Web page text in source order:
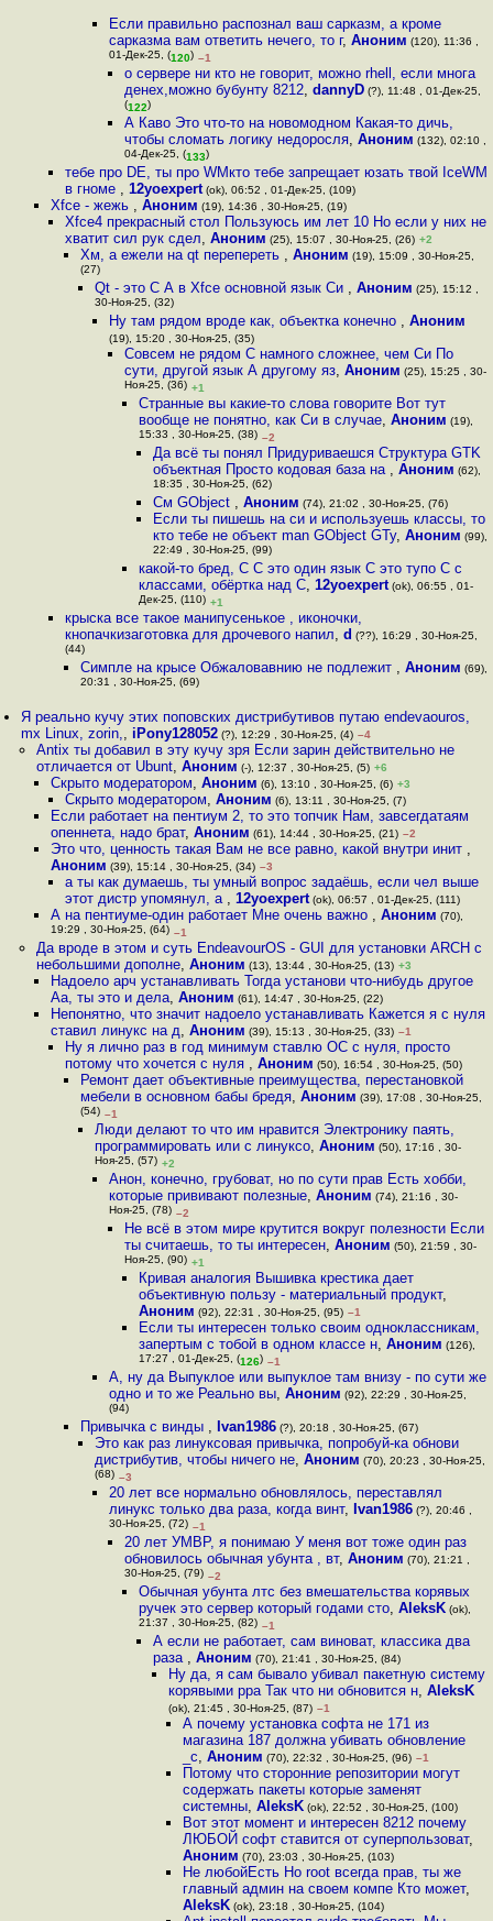
Если правильно распознал ваш сарказм, а кроме
сарказма вам ответить нечего, то г,Аноним (120), 11:36 ,
01-Дек-25, (120) –1
о сервере ни кто не говорит, можно rhell, если многа
денех,можно бубунту 8212, dannyD(?), 11:48 , 01-Дек-25,
(122)
А Каво Это что-то на новомодном Какая-то дичь,
чтобы сломать логику недоросля, Аноним (132), 02:10 ,
04-Дек-25, (133)
тебе про DE, ты про WMкто тебе запрещает юзать твой IceWM
в гноме ,12yoexpert (ok), 06:52 , 01-Дек-25, (109)
Xfce - жежь , Аноним (19), 14:36 , 30-Ноя-25, (19)
Xfce4 прекрасный стол Пользуюсь им лет 10 Но если у них не
хватит сил рук сдел,Аноним (25), 15:07 , 30-Ноя-25, (26) +2
Хм, а ежели на qt перепереть , Аноним (19), 15:09 , 30-Ноя-25,
(27)
Qt - это C А в Xfce основной язык Си , Аноним (25), 15:12 ,
30-Ноя-25, (32)
Ну там рядом вроде как, объектка конечно ,Аноним
(19), 15:20 , 30-Ноя-25, (35)
Совсем не рядом C намного сложнее, чем Си По
сути, другой язык А другому яз, Аноним (25), 15:25 , 30-
Ноя-25, (36) +1
Странные вы какие-то слова говорите Вот тут
вообще не понятно, как Си в случае, Аноним (19),
15:33 , 30-Ноя-25, (38) –2
Да всё ты понял Придуриваешся Структура GTK
объектная Просто кодовая база на ,Аноним (62),
18:35 , 30-Ноя-25, (62)
См GObject ,Аноним (74), 21:02 , 30-Ноя-25, (76)
Если ты пишешь на си и используешь классы, то
кто тебе не объект man GObject GTy,Аноним (99),
22:49 , 30-Ноя-25, (99)
какой-то бред, С C это один язык C это тупо С с
классами, обёртка над С, 12yoexpert(ok), 06:55 , 01-
Дек-25, (110) +1
крыска все такое манипусенькое , иконочки,
кнопачкизаготовка для дрочевого напил,d (??), 16:29 , 30-Ноя-25,
(44)
Симпле на крысе Обжаловавнию не подлежит , Аноним (69),
20:31 , 30-Ноя-25, (69)
Я реально кучу этих поповских дистрибутивов путаю endevaouros,
mx Linux, zorin,, iPony128052 (?), 12:29 , 30-Ноя-25, (4) –4
Antix ты добавил в эту кучу зря Если зарин действительно не
отличается от Ubunt, Аноним (-), 12:37 , 30-Ноя-25, (5) +6
Скрыто модератором, Аноним (6), 13:10 , 30-Ноя-25, (6) +3
Скрыто модератором,Аноним (6), 13:11 , 30-Ноя-25, (7)
Если работает на пентиум 2, то это топчик Нам, завсегдатаям
опеннета, надо брат, Аноним (61), 14:44 , 30-Ноя-25, (21) –2
Это что, ценность такая Вам не все равно, какой внутри инит ,
Аноним (39), 15:14 , 30-Ноя-25, (34) –3
а ты как думаешь, ты умный вопрос задаёшь, если чел выше
этот дистр упомянул, а ,12yoexpert (ok), 06:57 , 01-Дек-25, (111)
А на пентиуме-один работает Мне очень важно , Аноним (70),
19:29 , 30-Ноя-25, (64) –1
Да вроде в этом и суть EndeavourOS - GUI для установки ARCH с
небольшими дополне, Аноним (13), 13:44 , 30-Ноя-25, (13) +3
Надоело арч устанавливать Тогда установи что-нибудь другое
Аа, ты это и дела, Аноним (61), 14:47 , 30-Ноя-25, (22)
Непонятно, что значит надоело устанавливать Кажется я с нуля
ставил линукс на д, Аноним (39), 15:13 , 30-Ноя-25, (33) –1
Ну я лично раз в год минимум ставлю ОС с нуля, просто
потому что хочется с нуля ,Аноним (50), 16:54 , 30-Ноя-25, (50)
Ремонт дает объективные преимущества, перестановкой
мебели в основном бабы бредя, Аноним (39), 17:08 , 30-Ноя-25,
(54) –1
Люди делают то что им нравится Электронику паять,
программировать или с линуксо, Аноним (50), 17:16 , 30-
Ноя-25, (57) +2
Анон, конечно, грубоват, но по сути прав Есть хобби,
которые прививают полезные,Аноним (74), 21:16 , 30-
Ноя-25, (78) –2
Не всё в этом мире крутится вокруг полезности Если
ты считаешь, то ты интересен, Аноним (50), 21:59 , 30-
Ноя-25, (90) +1
Кривая аналогия Вышивка крестика дает
объективную пользу - материальный продукт,
Аноним (92), 22:31 , 30-Ноя-25, (95) –1
Если ты интересен только своим одноклассникам,
запертым с тобой в одном классе н, Аноним (126),
17:27 , 01-Дек-25, (126) –1
А, ну да Выпуклое или выпуклое там внизу - по сути же
одно и то же Реально вы,Аноним (92), 22:29 , 30-Ноя-25,
(94)
Привычка с винды , Ivan1986(?), 20:18 , 30-Ноя-25, (67)
Это как раз линуксовая привычка, попробуй-ка обнови
дистрибутив, чтобы ничего не, Аноним (70), 20:23 , 30-Ноя-25,
(68) –3
20 лет все нормально обновлялось, переставлял
линукс только два раза, когда винт, Ivan1986 (?), 20:46 ,
30-Ноя-25, (72) –1
20 лет УМВР, я понимаю У меня вот тоже один раз
обновилось обычная убунта , вт, Аноним (70), 21:21 ,
30-Ноя-25, (79) –2
Обычная убунта лтс без вмешательства корявых
ручек это сервер который годами сто, AleksK(ok),
21:37 , 30-Ноя-25, (82) –1
А если не работает, сам виноват, классика два
раза ,Аноним (70), 21:41 , 30-Ноя-25, (84)
Ну да, я сам бывало убивал пакетную систему
корявыми ppa Так что ни обновится н, AleksK
(ok), 21:45 , 30-Ноя-25, (87) –1
А почему установка софта не 171 из
магазина 187 должна убивать обновление
_с, Аноним (70), 22:32 , 30-Ноя-25, (96) –1
Потому что сторонние репозитории могут
содержать пакеты которые заменят
системны, AleksK(ok), 22:52 , 30-Ноя-25, (100)
Вот этот момент и интересен 8212 почему
ЛЮБОЙ софт ставится от суперпользоват,
Аноним (70), 23:03 , 30-Ноя-25, (103)
Не любойЕсть Но root всегда прав, ты же
главный админ на своем компе Кто может,
AleksK(ok), 23:18 , 30-Ноя-25, (104)